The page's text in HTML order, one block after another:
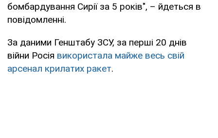
бомбардування Сирії за 5 років", – йдеться в
повідомленні.
За даними Генштабу ЗСУ, за перші 20 днів
війни Росія використала майже весь свій
арсенал крилатих ракет.